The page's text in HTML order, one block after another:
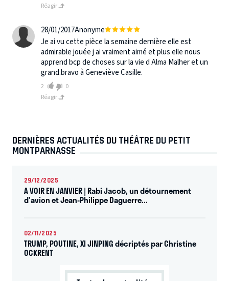
Réagir
28/01/2017Anonyme
Je ai vu cette pièce la semaine dernière elle est
admirable jouée j ai vraiment aimé et plus elle nous
apprend bcp de choses sur la vie d Alma Malher et un
grand.bravo à Geneviève Casille.
2
0
Réagir
DERNIÈRES ACTUALITÉS DU THÉÂTRE DU PETIT
MONTPARNASSE
29/12/2025
A VOIR EN JANVIER | Rabi Jacob, un détournement
d'avion et Jean-Philippe Daguerre...
02/11/2025
TRUMP, POUTINE, XI JINPING décriptés par Christine
OCKRENT